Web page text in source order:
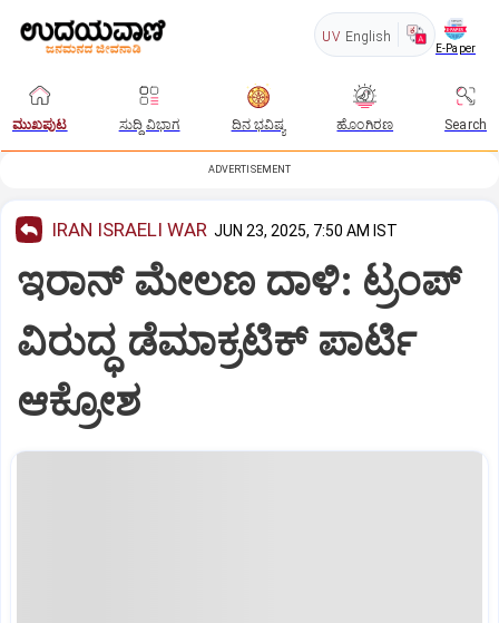
UV English
E-Paper
ಮುಖಪುಟ ಸುದ್ದಿ ವಿಭಾಗ ದಿನ ಭವಿಷ್ಯ ಹೊಂಗಿರಣ Search
ADVERTISEMENT
IRAN ISRAELI WAR JUN 23, 2025, 7:50 AM IST
ಇರಾನ್‌ ಮೇಲಣ ದಾಳಿ: ಟ್ರಂಪ್‌
ವಿರುದ್ಧ ಡೆಮಾಕ್ರಟಿಕ್‌ ಪಾರ್ಟಿ
ಆಕ್ರೋಶ